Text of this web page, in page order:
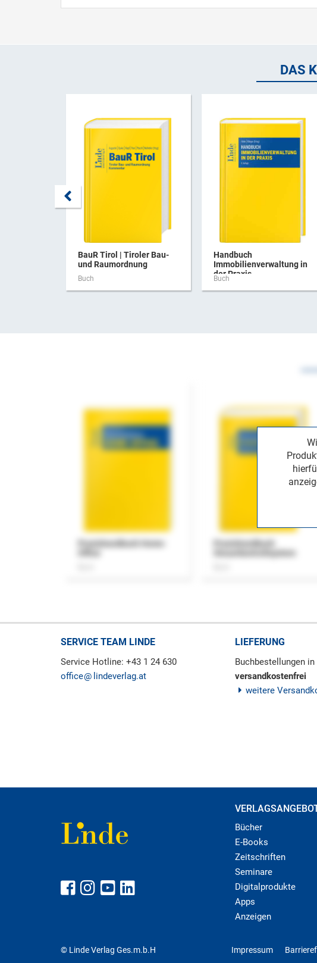
DAS
BauR Tirol | Tiroler Bau-
und Raumordnung
Buch
Handbuch
Immobilienverwaltung in
der Praxis
Buch
Praxishandbuch Home-
Praxishandbuch
Steuerkontrollsystem
SERVICE TEAM LINDE
Service Hotline: +43 1 24 630
office
lindeverlag.at
LIEFERUNG
Buchbestellungen
versandkostenfrei
weitere
Bücher
E-Books
Zeitschriften
Seminare
Digitalprodukte
Apps
Anzeigen
© Linde Verlag Ges.m.b.H Impressum